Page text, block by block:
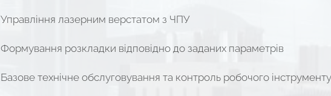
Управління лазерним верстатом з ЧПУ
Формування розкладки відповідно до заданих параметрів
Базове технічне обслуговування та контроль робочого інструменту